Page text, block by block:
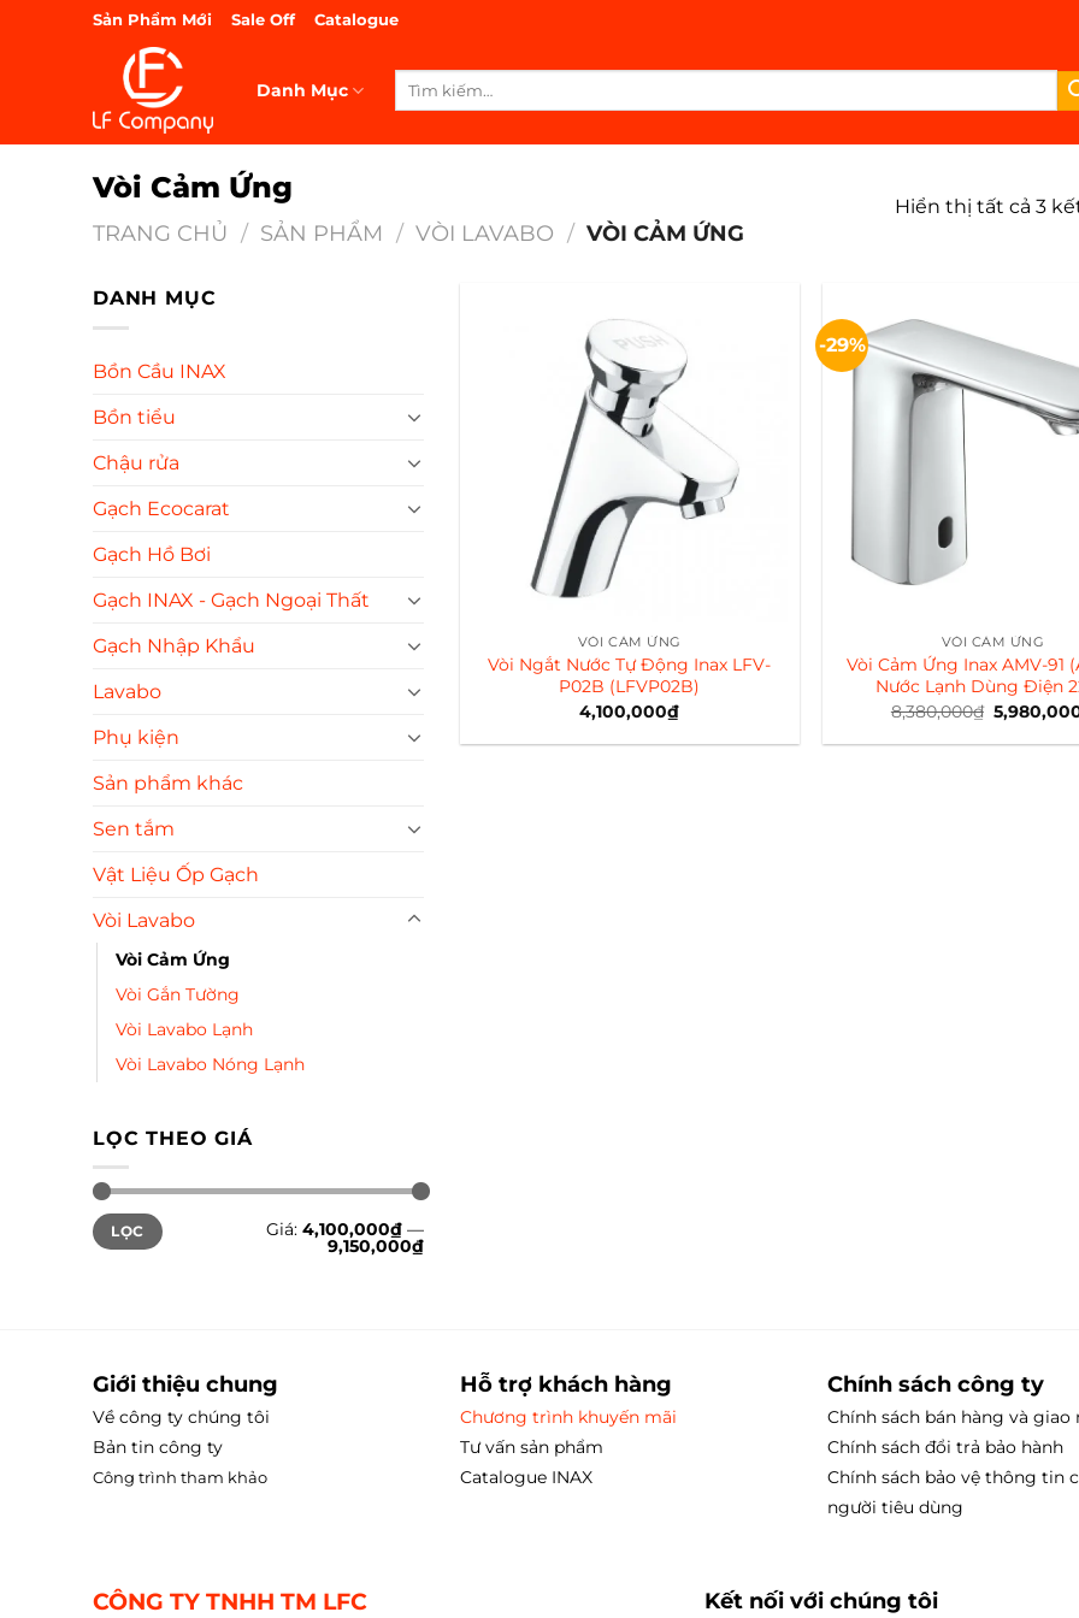
Sản Phẩm Mới Sale Off Catalogue
Danh Mục
Tìm
Vòi Cảm Ứng
TRANG CHỦ / SẢN PHẨM / VÒI LAVABO / VÒI CẢM ỨNG
Hiển thị tất cả 3
DANH MỤC
Bồn Cầu INAX
Bồn tiểu
Chậu rửa
Gạch Ecocarat
Gạch Hồ Bơi
Gạch INAX - Gạch Ngoại Thất
Gạch Nhập Khẩu
Lavabo
Phụ kiện
Sản phẩm khác
Sen tắm
Vật Liệu Ốp Gạch
Vòi Lavabo
Vòi Cảm Ứng
Vòi Gắn Tường
Vòi Lavabo Lạnh
Vòi Lavabo Nóng Lạnh
LỌC THEO GIÁ
Giá
tối
thiểu
Giá
tối
đa
LỌC Giá: 4,100,000₫ —
9,150,000₫
VÒI CẢM ỨNG
Vòi Ngắt Nước Tự Động Inax LFV-
P02B (LFVP02B)
4,100,000₫
-29%
VÒI CẢM ỨNG
Vòi Cảm Ứng Inax AMV-91
Nước Lạnh Dùng Điện
8,380,000₫ Giá
gốc
là:
Giới thiệu chung
Về công ty chúng tôi
Bản tin công ty
Công trình tham khảo
Hỗ trợ khách hàng
Chương trình khuyến mãi
Tư vấn sản phẩm
Catalogue INAX
Chính sách công ty
Chính sách bán hàng và giao
Chính sách đổi trả bảo hành
Chính sách bảo vệ thông tin
người tiêu dùng
CÔNG TY TNHH TM LFC Kết nối với chúng tôi